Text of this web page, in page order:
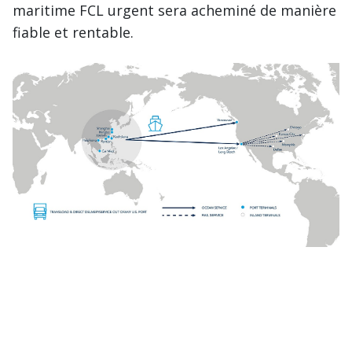
maritime FCL urgent sera acheminé de manière
fiable et rentable.